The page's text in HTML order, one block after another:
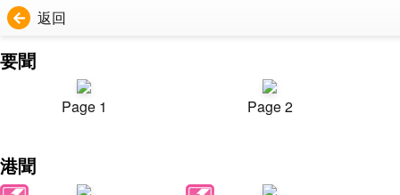
返回
要聞
Page 1 Page 2
港聞